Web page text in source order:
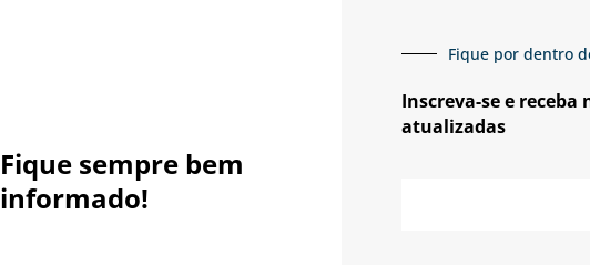
Fique sempre bem
informado!
Fique por dentro
Inscreva-se e
atualizadas